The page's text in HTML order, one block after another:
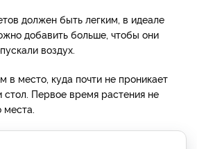
должен быть легким, в идеале
добавить больше, чтобы они
воздух.
в место, куда почти не проникает
стол. Первое время растения не
места.